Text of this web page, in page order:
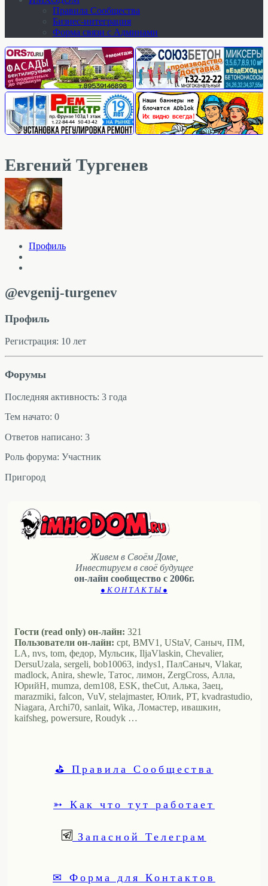
Правила Сообщества
Бизнес-интеграция
Форма связи с Админами
Евгений Тургенев
Профиль
@evgenij-turgenev
Профиль
Регистрация: 10 лет
Форумы
Последняя активность: 3 года
Тем начато: 0
Ответов написано: 3
Роль форума: Участник
Пригород
Живем в Своём Доме,
Инвестируем в своё будущее
он-лайн сообщество с 2006г.
● К О Н Т А К Т Ы ●
Гости (read only) он-лайн: 321
Пользователи он-лайн: cpt, BMV1, UStaV, Саныч, ПМ,
LA, nvs, tom, федор, Мульсик, IljaVlaskin, Chevalier,
DersuUzala, sergeli, bob10063, indys1, ПалСаныч, Vlakar,
madlock, Anira, shewle, Татос, лимон, ZergCross, Алла,
ЮрийН, mumza, dem108, ESK, theCut, Алька, Заец,
marazmiki, falcon, VuV, stelajmaster, Юлиk, PT, kvadrastudio,
Niagara, Archi70, sanlait, Wika, Ломастер, ивашкин,
kaifsheg, powersure, Roudyk …
⛳ Правила Сообщества
➳ Как что тут работает
Запасной Телеграм
✉ Форма для Контактов